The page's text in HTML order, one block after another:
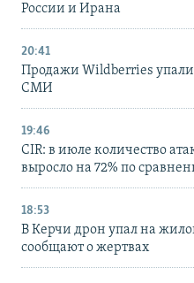
России и Ирана
20:41
Продажи Wildberries упали
СМИ
19:46
CIR: в июле количество
выросло на 72% по
18:53
В Керчи дрон упал на
сообщают о жертвах